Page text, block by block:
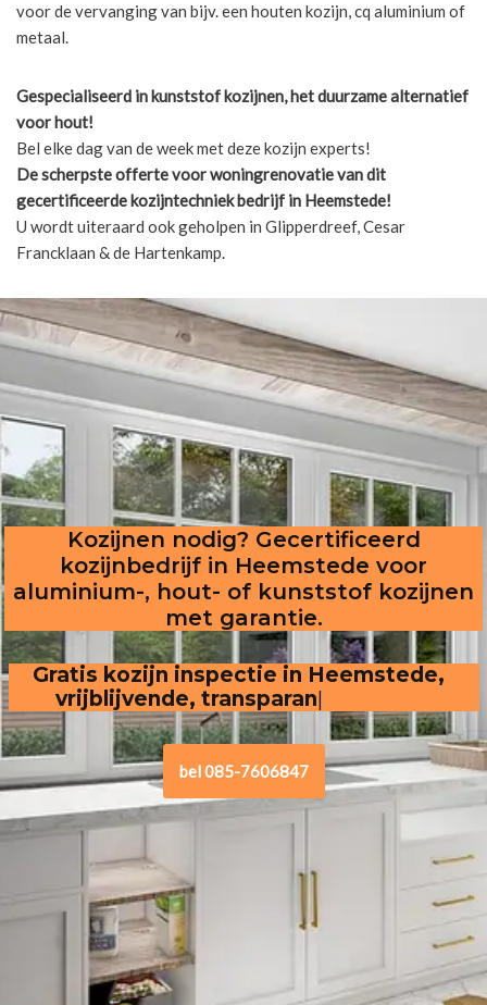
voor de vervanging van bijv. een houten kozijn, cq aluminium of
metaal.
Gespecialiseerd in kunststof kozijnen, het duurzame alternatief
voor hout!
Bel elke dag van de week met deze kozijn experts!
De scherpsteofferte voor woningrenovatie van dit
gecertificeerde kozijntechniek bedrijf in Heemstede!
U wordt uiteraard ook geholpen in Glipperdreef, Cesar
Francklaan & de Hartenkamp.
Kozijnen nodig? Gecertificeerd
kozijnbedrijf in Heemstede voor
aluminium-, hout- of kunststof kozijnen
met garantie.
Gratis kozijn inspectie in Heemstede,
vrijblijvende, transparante offerte
bel 085-7606847